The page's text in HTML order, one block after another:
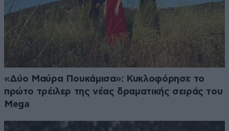
«Δύο Μαύρα Πουκάμισα»: Κυκλοφόρησε το
πρώτο τρέιλερ της νέας δραματικής σειράς του
Mega